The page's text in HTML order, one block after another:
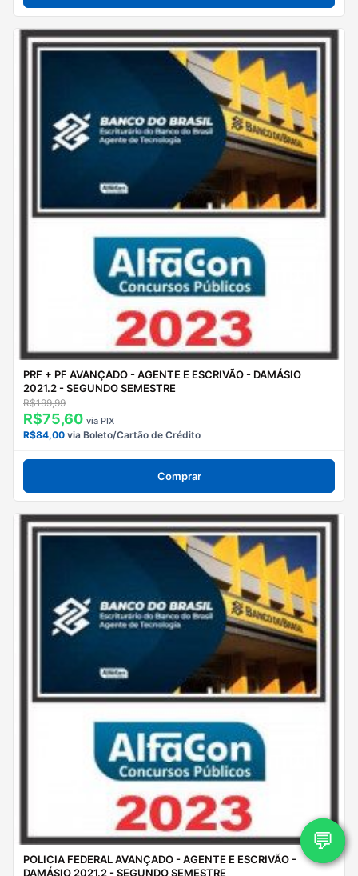
PRF + PF AVANÇADO - AGENTE E ESCRIVÃO - DAMÁSIO
2021.2 - SEGUNDO SEMESTRE
R$199,99
R$75,60 via PIX
R$84,00 via Boleto/Cartão de Crédito
Comprar
POLICIA FEDERAL AVANÇADO - AGENTE E ESCRIVÃO -
DAMÁSIO 2021.2 - SEGUNDO SEMESTRE
💬